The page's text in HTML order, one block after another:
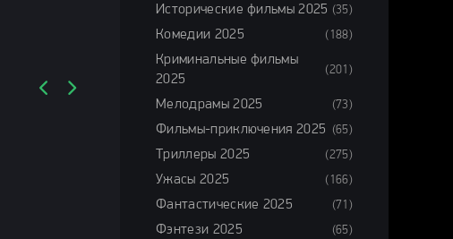
Исторические фильмы 2025 (35)
Комедии 2025 (188)
Криминальные фильмы
2025
(201)
Мелодрамы 2025 (73)
Фильмы-приключения 2025 (65)
Триллеры 2025 (275)
Ужасы 2025 (166)
Фантастические 2025 (71)
Фэнтези 2025 (65)